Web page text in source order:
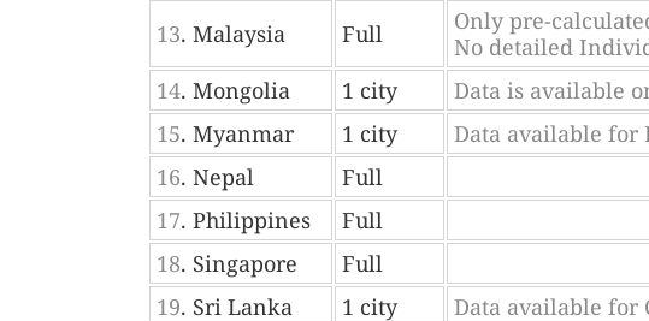
13. Malaysia Full
Only pre-
No detailed
14. Mongolia 1 city
Data is available
15. Myanmar 1 city
Data available for
16. Nepal
Full
17. Philippines
Full
18. Singapore
Full
19. Sri Lanka 1 city
Data available for